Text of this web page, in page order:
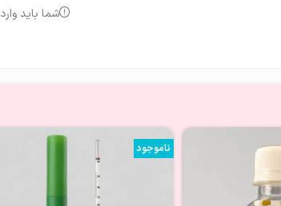
شما باید
ناموجود